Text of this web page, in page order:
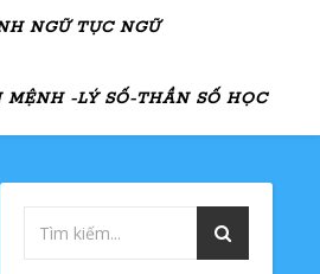
NGỮ TỤC NGỮ
-LÝ SỐ-THẦN SỐ HỌC